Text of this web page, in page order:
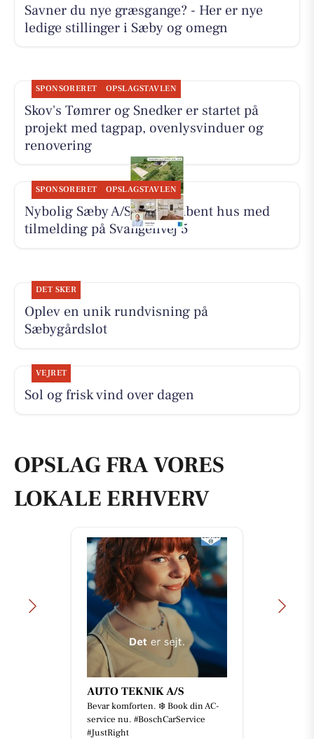
Savner du nye græsgange? - Her er nye
ledige stillinger i Sæby og omegn
SPONSORERET OPSLAGSTAVLEN
Skov's Tømrer og Snedker er startet på
projekt med tagpap, ovenlysvinduer og
renovering
SPONSORERET OPSLAGSTAVLEN
Nybolig Sæby A/S holder åbent hus med
tilmelding på Svangenvej 5
DET SKER
Oplev en unik rundvisning på
Sæbygårdslot
VEJRET
Sol og frisk vind over dagen
OPSLAG FRA VORES
LOKALE ERHVERV
AUTO TEKNIK A/S
Bevar komforten. ❄️ Book din AC-
service nu. #BoschCarService
#JustRight